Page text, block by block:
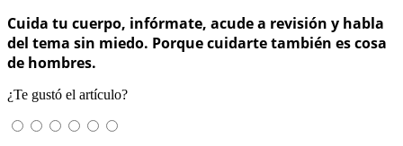
Cuida tu cuerpo, infórmate, acude a revisión y habla
del tema sin miedo. Porque cuidarte también es cosa
de hombres.
¿Te gustó el artículo?